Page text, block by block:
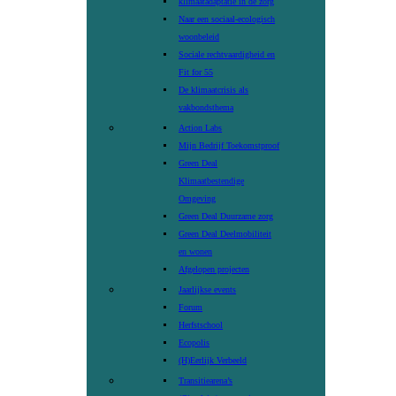
Naar een sociaal-ecologisch
woonbeleid
Sociale rechtvaardigheid en
Fit for 55
De klimaatcrisis als
vakbondsthema
Action Labs
Mijn Bedrijf Toekomstproof
Green Deal
Klimaatbestendige
Omgeving
Green Deal Duurzame zorg
Green Deal Deelmobiliteit
en wonen
Afgelopen projecten
Jaarlijkse events
Forum
Herfstschool
Ecopolis
(H)Eerlijk Verbeeld
Transitiearena’s